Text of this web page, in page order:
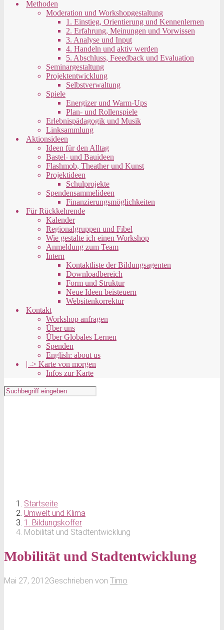
Methoden
Moderation und Workshopgestaltung
1. Einstieg, Orientierung und Kennenlernen
2. Erfahrung, Meinungen und Vorwissen
3. Analyse und Input
4. Handeln und aktiv werden
5. Abschluss, Feeedback und Evaluation
Seminargestaltung
Projektentwicklung
Selbstverwaltung
Spiele
Energizer und Warm-Ups
Plan- und Rollenspiele
Erlebnispädagogik und Musik
Linksammlung
Aktionsideen
Ideen für den Alltag
Bastel- und Bauideen
Flashmob, Theather und Kunst
Projektideen
Schulprojekte
Spendensammelideen
Finanzierungsmöglichkeiten
Für Rückkehrende
Kalender
Regionalgruppen und Fibel
Wie gestalte ich einen Workshop
Anmeldung zum Team
Intern
Kontaktliste der Bildungsagenten
Downloadbereich
Form und Struktur
Neue Ideen beisteuern
Websitenkorrektur
Kontakt
Workshop anfragen
Über uns
Über Globales Lernen
Spenden
English: about us
| -> Karte von morgen
Infos zur Karte
Startseite
Umwelt und Klima
1. Bildungskoffer
Mobilität und Stadtentwicklung
Mobilität und Stadtentwicklung
Mai 27, 2012Geschrieben von Timo